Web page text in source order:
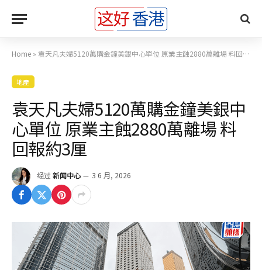
Home » 袁天凡夫婦5120萬購金鐘美銀中心單位 原業主蝕2880萬離場 料回報約3厘
地產
袁天凡夫婦5120萬購金鐘美銀中
心單位 原業主蝕2880萬離場 料
回報約3厘
经过 新闻中心 3 6 月, 2026